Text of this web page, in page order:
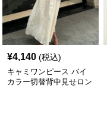
¥4,140 (税込)
キャミワンピース バイ
カラー切替背中見せロン